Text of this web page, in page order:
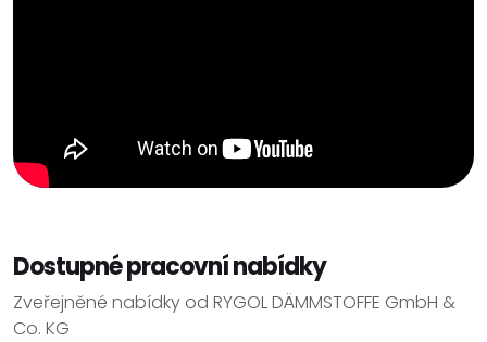
Dostupné pracovní nabídky
Zveřejněné nabídky od RYGOL DÄMMSTOFFE GmbH &
Co. KG